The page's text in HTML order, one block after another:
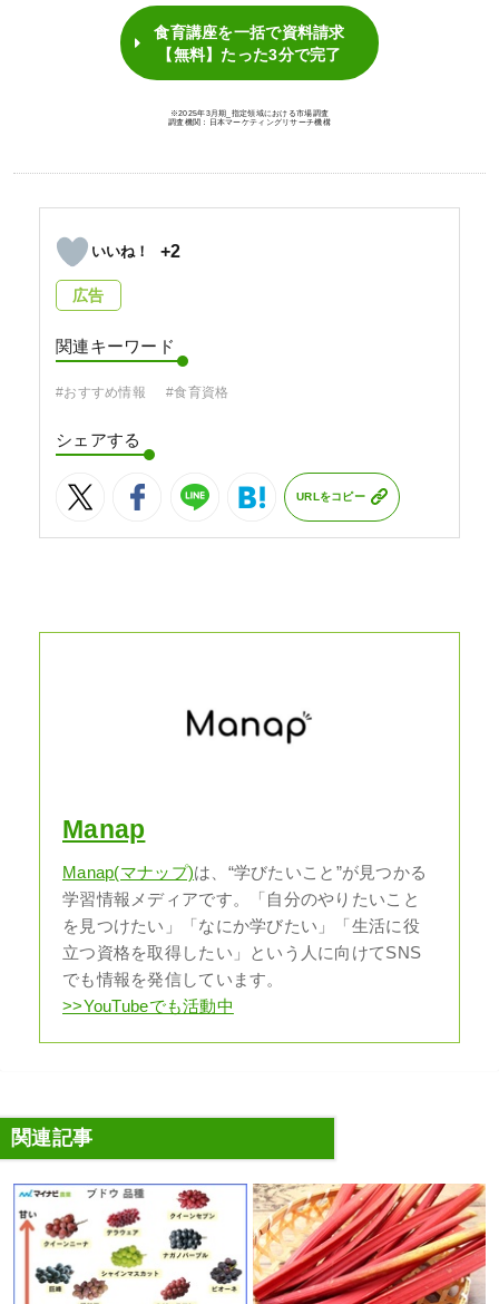
食育講座を一括で資料請求
【無料】たった3分で完了
※2025年3月期_指定領域における市場調査
調査機関：日本マーケティングリサーチ機構
+2
広告
関連キーワード
#おすすめ情報 #食育資格
シェアする
URLをコピー
Manap
Manap(マナップ)は、“学びたいこと”が見つかる
学習情報メディアです。「自分のやりたいこと
を見つけたい」「なにか学びたい」「生活に役
立つ資格を取得したい」という人に向けてSNS
でも情報を発信しています。
>>YouTubeでも活動中
関連記事